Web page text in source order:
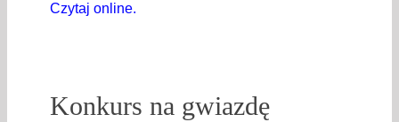
Czytaj online.
Konkurs na gwiazdę